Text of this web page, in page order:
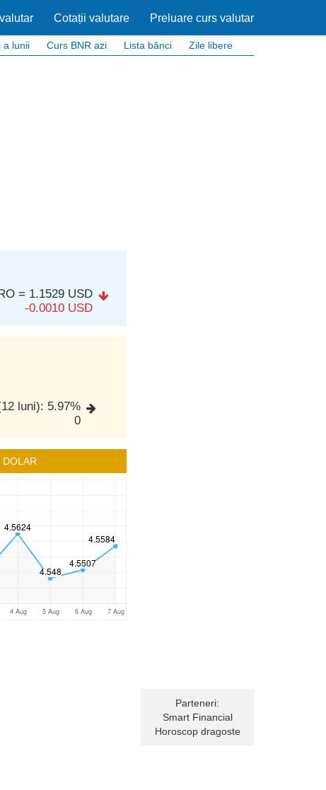
Cotații valutare Preluare curs valutar
a lunii Curs BNR azi Lista bănci Zile libere
= 1.1529 USD
-0.0010 USD
luni): 5.97%
0
DOLAR
Parteneri:
Smart Financial
Horoscop dragoste